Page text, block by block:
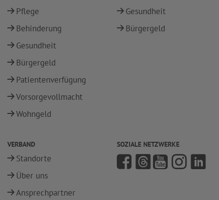
Pflege
Behinderung
Gesundheit
Bürgergeld
Patientenverfügung
Vorsorgevollmacht
Wohngeld
Gesundheit
Bürgergeld
VERBAND
Standorte
Über uns
Ansprechpartner
SOZIALE NETZWERKE